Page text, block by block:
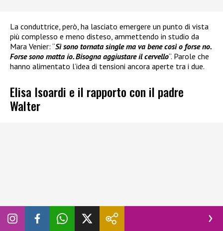
La conduttrice, però, ha lasciato emergere un punto di vista
più complesso e meno disteso, ammettendo in studio da
Mara Venier: “Sì sono tornata single ma va bene così o forse no.
Forse sono matta io. Bisogna aggiustare il cervello“. Parole che
hanno alimentato l’idea di tensioni ancora aperte tra i due.
Elisa Isoardi e il rapporto con il padre
Walter